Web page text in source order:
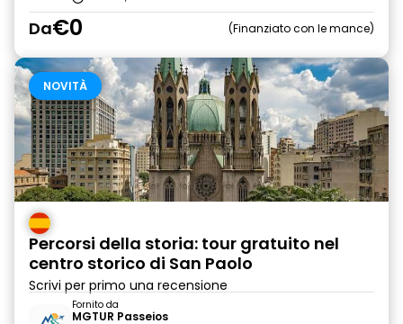
Da€0 Finanziato con le mance
NOVITÀ
Percorsi della storia: tour gratuito nel
centro storico di San Paolo
Scrivi per primo una recensione
Fornito da
MGTUR Passeios